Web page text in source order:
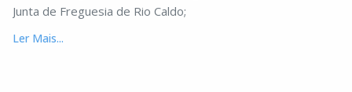
Junta de Freguesia de Rio Caldo;
Ler Mais...